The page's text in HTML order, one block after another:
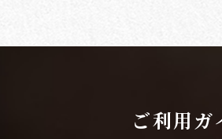
ご利用ガ